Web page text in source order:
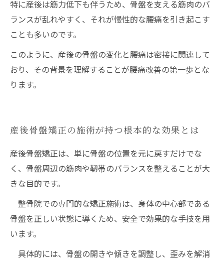
特に産後は筋力低下も伴うため、骨盤を支える筋肉のバ
ランスが乱れやすく、それが慢性的な腰痛を引き起こす
ことも多いのです。
このように、産後の骨盤の変化と腰痛は密接に関連して
おり、その背景を理解することが腰痛改善の第一歩とな
ります。
産後骨盤矯正の施術が持つ根本的な効果とは
産後骨盤矯正は、単に骨盤の位置を元に戻すだけでな
く、骨盤周辺の筋肉や靭帯のバランスを整えることが大
きな目的です。
整骨院での専門的な矯正施術は、身体の中心部である
骨盤を正しい状態に導くため、安全で効果的な手技を用
います。
具体的には、骨盤の開きや傾きを調整し、歪みを解消